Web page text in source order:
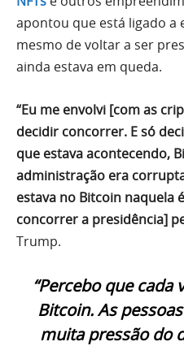
apontou que está ligado a
mesmo de voltar a ser
ainda estava em queda.
“Eu me envolvi [com as
decidir concorrer. E só
que estava acontecendo,
administração era
estava no Bitcoin naquela
concorrer a presidência]
Trump.
“Percebo que cada
Bitcoin. As
muita pressão do